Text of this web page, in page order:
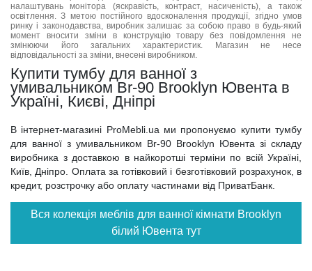
налаштувань монітора (яскравість, контраст, насиченість), а також
освітлення. З метою постійного вдосконалення продукції, згідно умов
ринку і законодавства, виробник залишає за собою право в будь-який
момент вносити зміни в конструкцію товару без повідомлення не
змінюючи його загальних характеристик. Магазин не несе
відповідальності за зміни, внесені виробником.
Купити тумбу для ванної з
умивальником Br-90 Brooklyn Ювента в
Україні, Києві, Дніпрі
В інтернет-магазині ProMebli.ua ми пропонуємо купити тумбу
для ванної з умивальником Br-90 Brooklyn Ювента зі складу
виробника з доставкою в найкоротші терміни по всій Україні,
Київ, Дніпро. Оплата за готівковий і безготівковий розрахунок, в
кредит, розстрочку або оплату частинами від ПриватБанк.
Вся колекція меблів для ванної кімнати Brooklyn
білий Ювента тут